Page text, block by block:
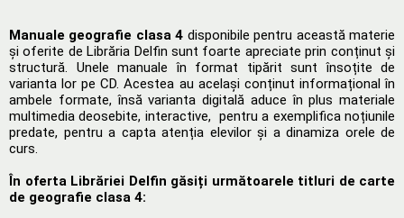
Manuale geografie clasa 4 disponibile pentru această materie
și oferite de Librăria Delfin sunt foarte apreciate prin conținut și
structură. Unele manuale în format tipărit sunt însoțite de
varianta lor pe CD. Acestea au același conținut informațional în
ambele formate, însă varianta digitală aduce în plus materiale
multimedia deosebite, interactive, pentru a exemplifica noțiunile
predate, pentru a capta atenția elevilor și a dinamiza orele de
curs.
În oferta Librăriei Delfin găsiți următoarele titluri de carte
de geografie clasa 4: